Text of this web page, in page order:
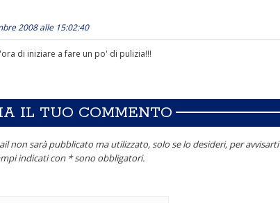
2008 alle 15:02:40
di iniziare a fare un po' di pulizia!!!
IL TUO COMMENTO
non sarà pubblicato ma utilizzato, solo se lo desideri, per
indicati con * sono obbligatori.